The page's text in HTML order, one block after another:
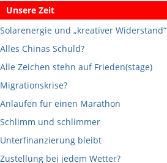
Unsere Zeit
Solarenergie und „kreativer Widerstand“
Alles Chinas Schuld?
Alle Zeichen stehn auf Frieden(stage)
Migrationskrise?
Anlaufen für einen Marathon
Schlimm und schlimmer
Unterfinanzierung bleibt
Zustellung bei jedem Wetter?